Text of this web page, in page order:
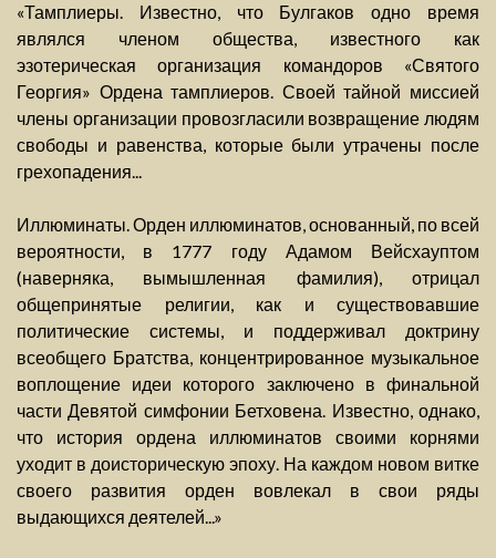
«Тамплиеры. Известно, что Булгаков одно время
являлся членом общества, известного как
эзотерическая организация командоров «Святого
Георгия» Ордена тамплиеров. Своей тайной миссией
члены организации провозгласили возвращение людям
свободы и равенства, которые были утрачены после
грехопадения...
Иллюминаты. Орден иллюминатов, основанный, по всей
вероятности, в 1777 году Адамом Вейсхауптом
(наверняка, вымышленная фамилия), отрицал
общепринятые религии, как и существовавшие
политические системы, и поддерживал доктрину
всеобщего Братства, концентрированное музыкальное
воплощение идеи которого заключено в финальной
части Девятой симфонии Бетховена. Известно, однако,
что история ордена иллюминатов своими корнями
уходит в доисторическую эпоху. На каждом новом витке
своего развития орден вовлекал в свои ряды
выдающихся деятелей...»